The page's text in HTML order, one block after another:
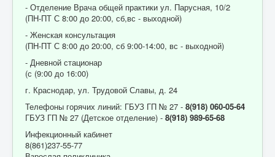
- Отделение Врача общей практики ул. Парусная, 10/2
(ПН-ПТ С 8:00 до 20:00, сб,вс - выходной)
- Женская консультация
(ПН-ПТ С 8:00 до 20:00, сб 9:00-14:00, вс - выходной)
- Дневной стационар
(с (9:00 до 16:00)
г. Краснодар, ул. Трудовой Славы, д. 24
Телефоны горячих линий: ГБУЗ ГП № 27 - 8(918) 060-05-64
ГБУЗ ГП № 27 (Детское отделение) - 8(918) 989-65-68
Инфекционный кабинет
8(861)237-55-77